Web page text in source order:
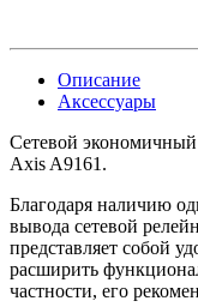
Описание
Аксессуары
Сетевой
Axis A9161.
Благодаря наличию
вывода сетевой
представляет собой
расширить
частности, его